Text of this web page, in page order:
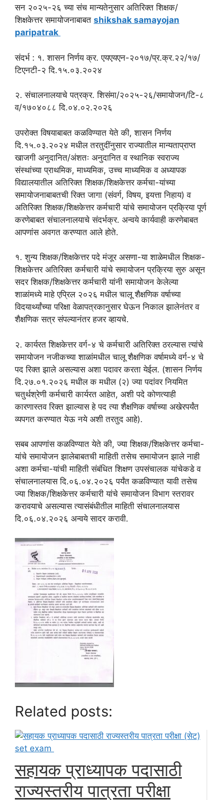
सन २०२५-२६ च्या संच मान्यतेनुसार अतिरिक्त शिक्षक/
शिक्षकेत्तर समायोजनाबाबत shikshak samayojan
paripatrak
संदर्भ : १. शासन निर्णय क्र. एयएयएन-२०१७/प्र.क्र.२२/१७/
टिएनटी-२ दि.१५.०३.२०२४
२. संचालनालयाचे पत्रक्र. शिसंमा/२०२५-२६/समायोजन/टि-८
व/१७०४०८८ दि.०४.०२.२०२६
उपरोक्त विषयाबाबत कळविण्यात येते की, शासन निर्णय
दि.१५.०३.२०२४ मधील तरतुदींनुसार राज्यातील मान्यताप्राप्त
खाजगी अनुदानित/अंशतः अनुदानित व स्थानिक स्वराज्य
संस्थांच्या प्राथमिक, माध्यमिक, उच्च माध्यमिक व अध्यापक
विद्यालयातील अतिरिक्त शिक्षक/शिक्षकेत्तर कर्मचा-यांच्या
समायोजनाबाबतची रिक्त जागा (संवर्ग, विषय, इयत्ता निहाय) व
अतिरिक्त शिक्षक/शिक्षकेत्तर कर्मचारी यांचे समायोजन प्रक्रिया पूर्ण
करणेबाबत संचालनालयाचे संदर्भक्र. अन्वये कार्यवाही करणेबाबत
आपणांस अवगत करण्यात आले होते.
१. शुन्य शिक्षक/शिक्षकेत्तर पदे मंजूर असणा-या शाळेमधील शिक्षक-
शिक्षकेत्तर अतिरिक्त कर्मचारी यांचे समायोजन प्रक्रिया सुरु असून
सदर शिक्षक/शिक्षकेत्तर कर्मचारी यांनी समायोजन केलेल्या
शाळांमध्ये माहे एप्रिल २०२६ मधील चालू शैक्षणिक वर्षाच्या
विदयार्थ्यांच्या परिक्षा वेळापत्रकानुसार घेऊन निकाल झालेनंतर व
शैक्षणिक सत्र संपल्यानंतर हजर व्हायचे.
२. कार्यरत शिक्षकेत्तर वर्ग-४ चे कर्मचारी अतिरिक्त ठरल्यास त्यांचे
समायोजन नजीकच्या शाळांमधील चालू शैक्षणिक वर्षामध्ये वर्ग-४ चे
पद रिक्त झाले असल्यास अशा पदावर करता येईल. (शासन निर्णय
दि.२७.०१.२०२६ मधील क मधील (२) ज्या पदांवर नियमित
चतुर्थश्रेणी कर्मचारी कार्यरत आहेत, अशी पदे कोणत्याही
कारणास्तव रिक्त झाल्यास हे पद त्या शैक्षणिक वर्षाच्या अखेरपर्यंत
व्यपगत करण्यात येऊ नये अशी तरतुद आहे).
सबब आपणांस कळविण्यात येते की, ज्या शिक्षक/शिक्षकेत्तर कर्मचा-
यांचे समायोजन झालेबाबतची माहिती तसेच समायोजन झाले नाही
अशा कर्मचा-यांची माहिती संबंधित शिक्षण उपसंचालक यांचेकडे व
संचालनालयास दि.०६.०४.२०२६ पर्यंत कळविण्यात यावी तसेच
ज्या शिक्षक/शिक्षकेत्तर कर्मचारी यांचे समायोजन विभाग स्तरावर
करावयाचे असल्यास त्यासंबंधीतील माहिती संचालनालयास
दि.०६.०४.२०२६ अन्वये सादर करावी.
Related posts:
सहायक प्राध्यापक पदासाठी
राज्यस्तरीय पात्रता परीक्षा